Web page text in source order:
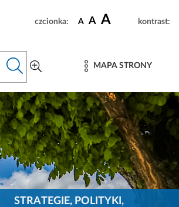
czcionka: A A A kontrast:
MAPA STRONY
STRATEGIE, POLITYKI,